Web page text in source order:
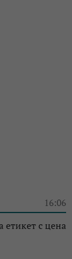
16:06
етикет с цена